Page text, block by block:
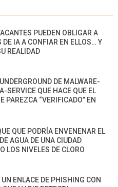
PUEDEN OBLIGAR A
DE IA A CONFIAR EN ELLOS… Y
REALIDAD
DE MALWARE-
SERVICE QUE HACE QUE EL
PAREZCA “VERIFICADO” EN
QUE PODRÍA ENVENENAR EL
AGUA DE UNA CIUDAD
LOS NIVELES DE CLORO
ENLACE DE PHISHING CON